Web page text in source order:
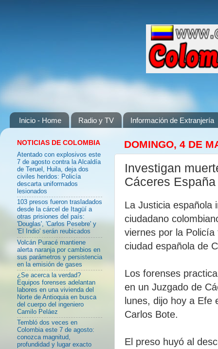
Inicio - Home Radio y TV Información de Extranjería
DOMINGO, 4 DE
Investigan
Cáceres España
La Justicia española
ciudadano
viernes por la
ciudad española de
Los forenses
en un Juzgado de
lunes, dijo hoy a Efe
Carlos Bote.
El preso huyó al
NOTICIAS DE COLOMBIA
Atentado con explosivos este
7 de agosto contra la Alcaldía
de Teruel, Huila, deja dos
civiles heridos: Policía
descarta uniformados
lesionados
103 presos fueron trasladados
desde la cárcel de Itagüí a
otras prisiones del país:
'Douglas', 'Carlos Pesebre' y
'El Indio' serán reubicados
Volcán Puracé mantiene
alerta naranja por cambios en
sus parámetros y persistencia
en la emisión de gases
¿Se acerca la verdad?
Equipos forenses adelantan
labores en una vivienda del
Norte de Antioquia en busca
del cuerpo del ingeniero
Camilo Peláez
Tembló dos veces en
Colombia este 7 de agosto:
conozca magnitud,
profundidad y lugar exacto